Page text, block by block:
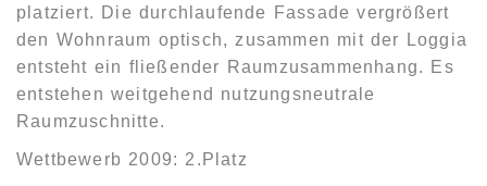
platziert. Die durchlaufende Fassade vergrößert
den Wohnraum optisch, zusammen mit der Loggia
entsteht ein fließender Raumzusammenhang. Es
entstehen weitgehend nutzungsneutrale
Raumzuschnitte.
Wettbewerb 2009: 2.Platz